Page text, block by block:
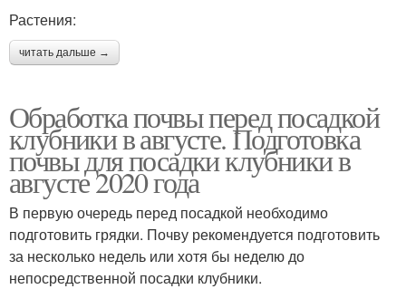
Растения:
читать дальше →
Обработка почвы перед посадкой
клубники в августе. Подготовка
почвы для посадки клубники в
августе 2020 года
В первую очередь перед посадкой необходимо
подготовить грядки. Почву рекомендуется подготовить
за несколько недель или хотя бы неделю до
непосредственной посадки клубники.